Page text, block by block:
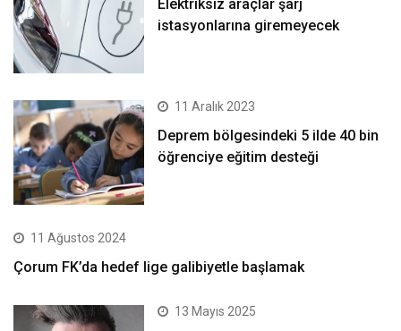
Elektriksiz araçlar şarj
istasyonlarına giremeyecek
11 Aralık 2023
Deprem bölgesindeki 5 ilde 40 bin
öğrenciye eğitim desteği
11 Ağustos 2024
Çorum FK’da hedef lige galibiyetle başlamak
13 Mayıs 2025